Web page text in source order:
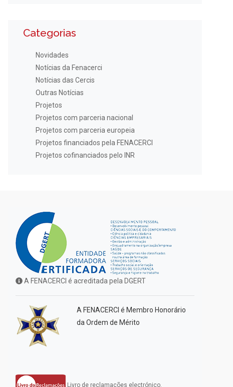
Categorias
Novidades
Notícias da Fenacerci
Notícias das Cercis
Outras Notícias
Projetos
Projetos com parceria nacional
Projetos com parceria europeia
Projetos financiados pela FENACERCI
Projetos cofinanciados pelo INR
A FENACERCI é acreditada pela DGERT
A FENACERCI é Membro Honorário
da Ordem de Mérito
Livro de reclamações electrónico.